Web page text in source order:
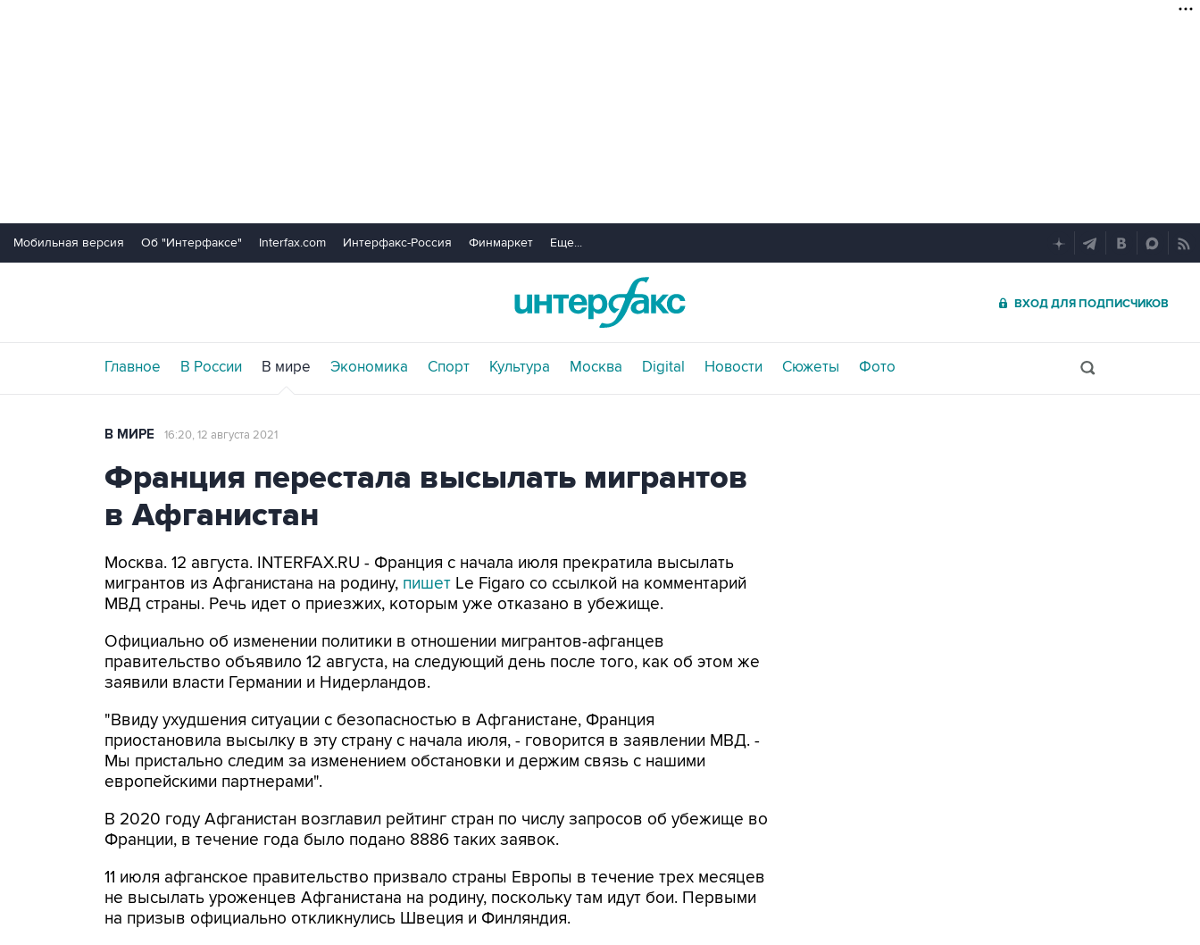
Мобильная версия Об "Интерфаксе" Interfax.com Интерфакс-Россия Финмаркет Еще...
ВХОД ДЛЯ ПОДПИСЧИКОВ
Главное В России В мире Экономика Спорт Культура Москва Digital Новости Сюжеты Фото
В МИРЕ 16:20, 12 августа 2021
Франция перестала высылать мигрантов
в Афганистан
Москва. 12 августа. INTERFAX.RU - Франция с начала июля прекратила высылать
мигрантов из Афганистана на родину, пишет Le Figaro со ссылкой на комментарий
МВД страны. Речь идет о приезжих, которым уже отказано в убежище.
Официально об изменении политики в отношении мигрантов-афганцев
правительство объявило 12 августа, на следующий день после того, как об этом же
заявили власти Германии и Нидерландов.
"Ввиду ухудшения ситуации с безопасностью в Афганистане, Франция
приостановила высылку в эту страну с начала июля, - говорится в заявлении МВД. -
Мы пристально следим за изменением обстановки и держим связь с нашими
европейскими партнерами".
В 2020 году Афганистан возглавил рейтинг стран по числу запросов об убежище во
Франции, в течение года было подано 8886 таких заявок.
11 июля афганское правительство призвало страны Европы в течение трех месяцев
не высылать уроженцев Афганистана на родину, поскольку там идут бои. Первыми
на призыв официально откликнулись Швеция и Финляндия.